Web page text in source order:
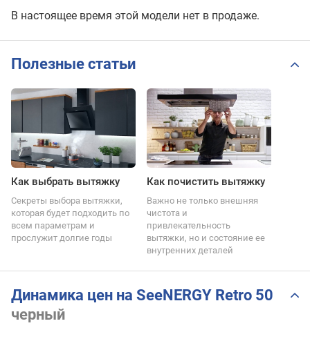
В настоящее время этой модели нет в продаже.
Полезные статьи
Как выбрать вытяжку
Секреты выбора вытяжки,
которая будет подходить по
всем параметрам и
прослужит долгие годы
Как почистить вытяжку
Важно не только внешняя
чистота и
привлекательность
вытяжки, но и состояние ее
внутренних деталей
Динамика цен на SeeNERGY Retro 50
черный